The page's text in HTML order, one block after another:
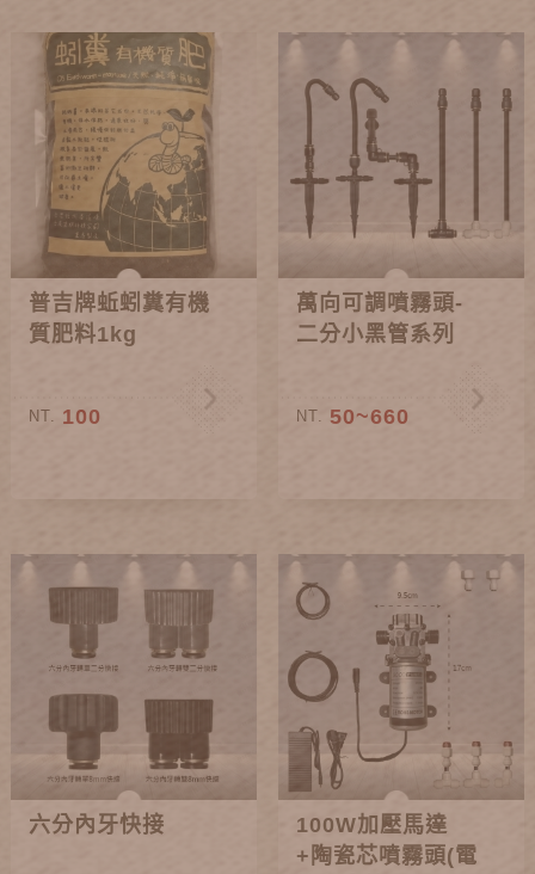
普吉牌蚯蚓糞有機
質肥料1kg
NT. 100
萬向可調噴霧頭-
二分小黑管系列
NT. 50~660
六分內牙快接
100W加壓馬達
+陶瓷芯噴霧頭(電